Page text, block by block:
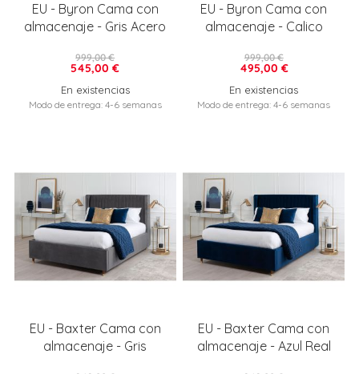
EU - Byron Cama con
almacenaje - Gris Acero
545,00 €
999,00 €
En existencias
Modo de entrega: 4-6 semanas
EU - Byron Cama con
almacenaje - Calico
495,00 €
999,00 €
En existencias
Modo de entrega: 4-6 semanas
EU - Baxter Cama con
almacenaje - Gris
EU - Baxter Cama con
almacenaje - Azul Real